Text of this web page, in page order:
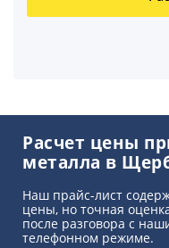
Титан
Расчет цены
металла в
Наш прайс-лист
цены, но точная
после разговора с
телефонном режиме.